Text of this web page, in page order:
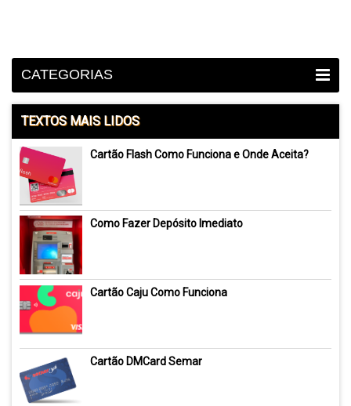
CATEGORIAS
TEXTOS MAIS LIDOS
Cartão Flash Como Funciona e Onde Aceita?
Como Fazer Depósito Imediato
Cartão Caju Como Funciona
Cartão DMCard Semar